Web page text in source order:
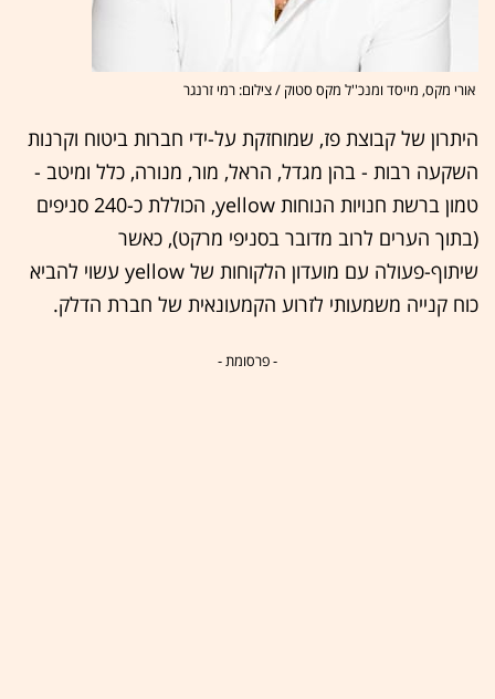
אורי מקס, מייסד ומנכ''ל מקס סטוק / צילום: רמי זרנגר
היתרון של קבוצת פז, שמוחזקת על-ידי חברות ביטוח וקרנות
השקעה רבות - בהן מגדל, הראל, מור, מנורה, כלל ומיטב -
טמון ברשת חנויות הנוחות yellow, הכוללת כ-240 סניפים
(בתוך הערים לרוב מדובר בסניפי מרקט), כאשר
שיתוף-פעולה עם מועדון הלקוחות של yellow עשוי להביא
כוח קנייה משמעותי לזרוע הקמעונאית של חברת הדלק.
- פרסומת -